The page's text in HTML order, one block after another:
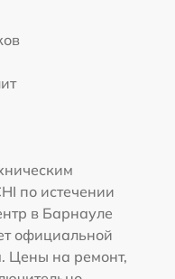
по истечении
в Барнауле
официальной
Цены на ремонт,